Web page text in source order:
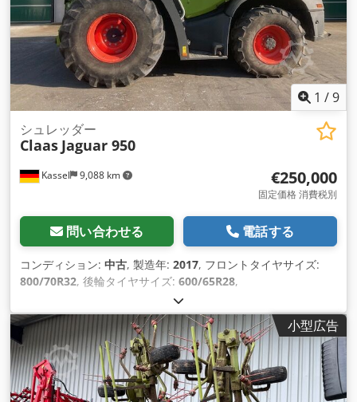
1 /9
Kassel 9,088 km
シュレッダー
Claas Jaguar 950
€250,000
固定価格 消費税別
問い合わせる 電話する
コンディション: 中古, 製造年: 2017, フロントタイヤサイズ:
800/70R32, 後輪タイヤサイズ: 600/65R28,
小型広告